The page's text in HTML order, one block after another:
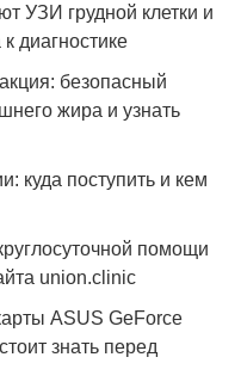
УЗИ грудной клетки и
диагностике
безопасный
жира и узнать
куда поступить и кем
помощи
union.clinic
ASUS GeForce
знать перед